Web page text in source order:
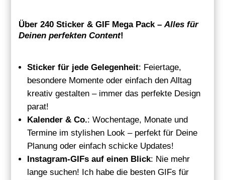
Über 240Sticker & GIF Mega Pack–Alles für
Deinen perfekten Content!
Sticker für jede Gelegenheit: Feiertage,
besondere Momente oder einfach den Alltag
kreativ gestalten – immer das perfekte Design
parat!
Kalender & Co.: Wochentage, Monate und
Termine im stylishen Look – perfekt für Deine
Planung oder einfach schicke Updates!
Instagram-GIFs auf einen Blick: Nie mehr
lange suchen! Ich habe die besten GIFs für